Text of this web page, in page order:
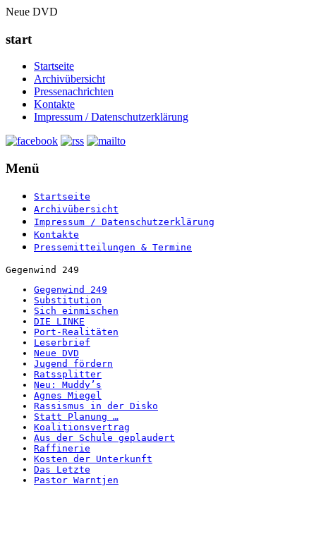
Neue DVD
start
Startseite
Archivübersicht
Pressenachrichten
Kontakte
Impressum / Datenschutzerklärung
Menü
Startseite
Archivübersicht
Impressum / Datenschutzerklärung
Kontakte
Pressemitteilungen & Termine
Gegenwind 249
Gegenwind 249
Substitution
Sich einmischen
DIE LINKE
Port-Realitäten
Leserbrief
Neue DVD
Jugend fördern
Ratssplitter
Neu: Muddy’s
Agnes Miegel
Rassismus in der Disko
Statt Planung …
Koalitionsvertrag
Aus der Schule geplaudert
Raffinerie
Kosten der Unterkunft
Das Letzte
Pastor Warntjen